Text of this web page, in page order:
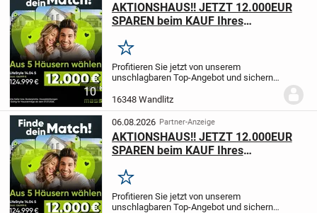
10
AKTIONSHAUS!! JETZT 12.000EUR
SPAREN beim KAUF Ihres
Merken
Profitieren Sie jetzt von unserem
unschlagbaren Top-Angebot und sichern
für eins unserer 5 Top-Seller. Jetzt
zuschlagen und dem Traum des
Eigenheims...
16348 Wandlitz
06.08.2026 Partner-Anzeige
AKTIONSHAUS!! JETZT 12.000EUR
SPAREN beim KAUF Ihres
Merken
Profitieren Sie jetzt von unserem
unschlagbaren Top-Angebot und sichern